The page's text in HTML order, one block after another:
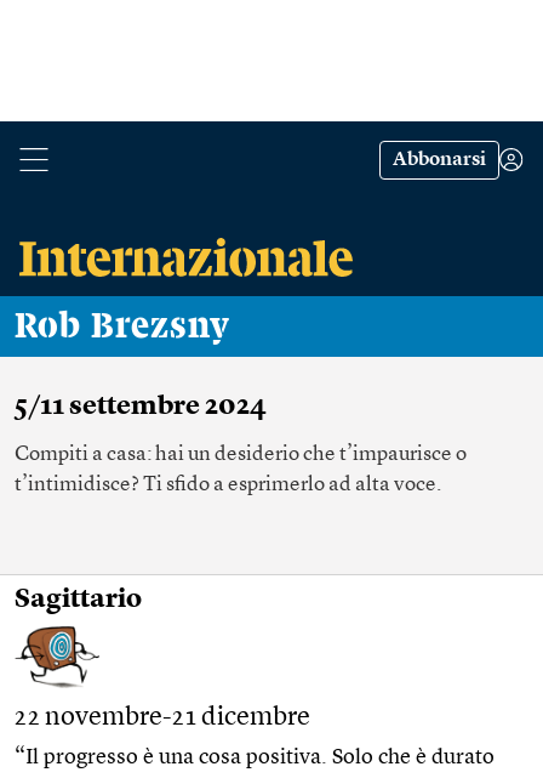
Abbonarsi
Rob Brezsny
5/11 settembre 2024
Compiti a casa: hai un desiderio che t’impaurisce o
t’intimidisce? Ti sfido a esprimerlo ad alta voce.
Sagittario
22 novembre-21 dicembre
“Il progresso è una cosa positiva. Solo che è durato